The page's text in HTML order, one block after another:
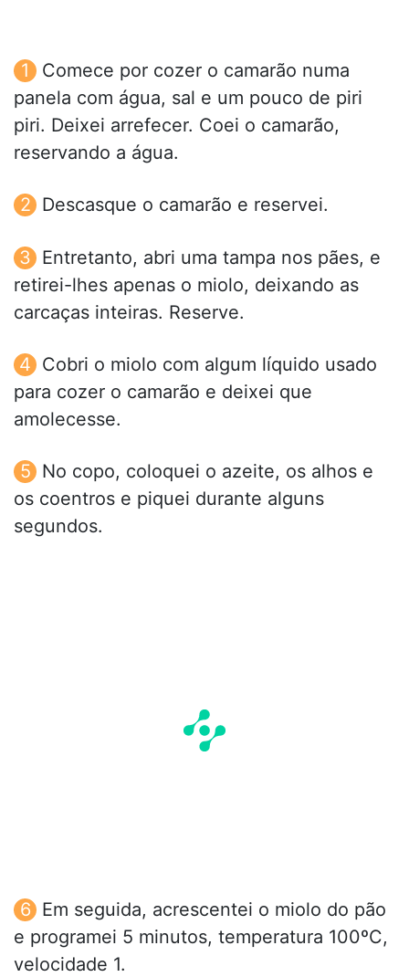
Comece por cozer o camarão numa
panela com água, sal e um pouco de piri
piri. Deixei arrefecer. Coei o camarão,
reservando a água.
Descasque o camarão e reservei.
Entretanto, abri uma tampa nos pães, e
retirei-lhes apenas o miolo, deixando as
carcaças inteiras. Reserve.
Cobri o miolo com algum líquido usado
para cozer o camarão e deixei que
amolecesse.
No copo, coloquei o azeite, os alhos e
os coentros e piquei durante alguns
segundos.
Em seguida, acrescentei o miolo do pão
e programei 5 minutos, temperatura 100ºC,
velocidade 1.